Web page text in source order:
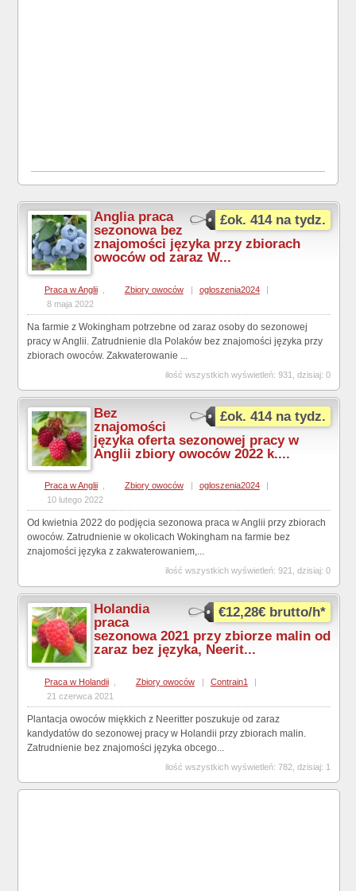
£ok. 414 na tydz.
Anglia praca
sezonowa bez
znajomości języka przy zbiorach
owoców od zaraz W...
Praca w Anglii Zbiory owoców | ogloszenia2024
|
8 maja 2022
Na farmie z Wokingham potrzebne od zaraz osoby do sezonowej
pracy w Anglii. Zatrudnienie dla Polaków bez znajomości języka przy
zbiorach owoców. Zakwaterowanie ...
ilość wszystkich wyświetleń: 931, dzisiaj: 0
£ok. 414 na tydz.
Bez
znajomości
języka oferta sezonowej pracy w
Anglii zbiory owoców 2022 k....
Praca w Anglii , Zbiory owoców ogloszenia2024
10 lutego 2022
Od kwietnia 2022 do podjęcia sezonowa praca w Anglii przy zbiorach
owoców. Zatrudnienie w okolicach Wokingham na farmie bez
znajomości języka z zakwaterowaniem,...
ilość wszystkich wyświetleń: 921, dzisiaj: 0
€12,28€ brutto/h*
Holandia
praca
sezonowa 2021 przy zbiorze malin od
zaraz bez języka, Neerit...
Praca w Holandii Zbiory owoców | Contrain1
|
21 czerwca 2021
Plantacja owoców miękkich z Neeritter poszukuje od zaraz
kandydatów do sezonowej pracy w Holandii przy zbiorach malin.
Zatrudnienie bez znajomości języka obcego...
ilość wszystkich wyświetleń: 782, dzisiaj: 1